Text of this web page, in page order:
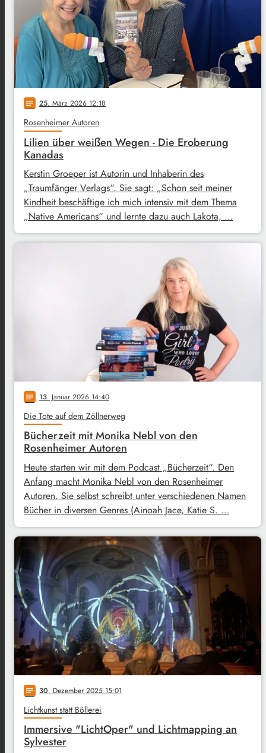
notes 25. März 2026 12:18
Rosenheimer Autoren
Lilien über weißen Wegen - Die Eroberung
Kanadas
Kerstin Groeper ist Autorin und Inhaberin des
„Traumfänger Verlags“. Sie sagt: „Schon seit meiner
Kindheit beschäftige ich mich intensiv mit dem Thema
„Native Americans“ und lernte dazu auch Lakota, …
notes 13. Januar 2026 14:40
Die Tote auf dem Zöllnerweg
Bücherzeit mit Monika Nebl von den
Rosenheimer Autoren
Heute starten wir mit dem Podcast „Bücherzeit“. Den
Anfang macht Monika Nebl von den Rosenheimer
Autoren. Sie selbst schreibt unter verschiedenen Namen
Bücher in diversen Genres (Ainoah Jace, Katie S. …
notes 30. Dezember 2025 15:01
Lichtkunst statt Böllerei
Immersive "LichtOper" und Lichtmapping an
Sylvester